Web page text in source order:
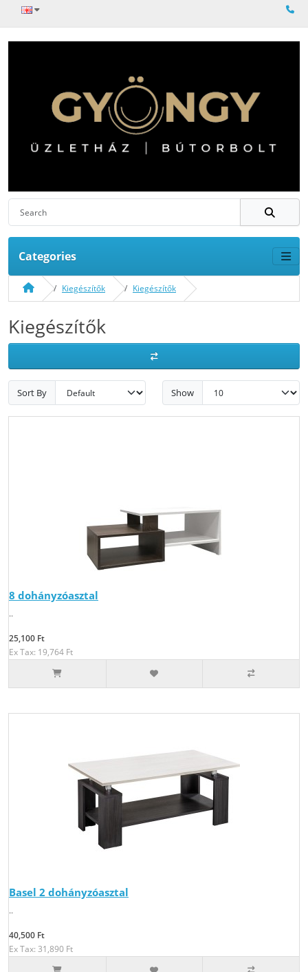
Categories
Kiegészítők Kiegészítők
Kiegészítők
Sort By Show
8 dohányzóasztal
..
25,100 Ft
Ex Tax: 19,764 Ft
Basel 2 dohányzóasztal
..
40,500 Ft
Ex Tax: 31,890 Ft